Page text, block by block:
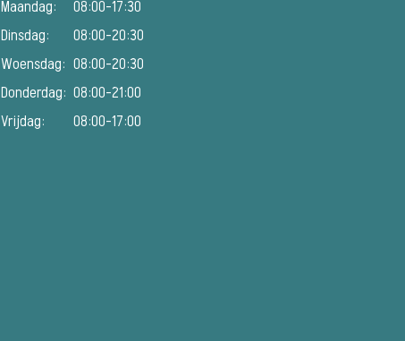
Maandag:
Dinsdag:
Woensdag:
Donderdag:
Vrijdag:
08:00-17:30
08:00-20:30
08:00-20:30
08:00-21:00
08:00-17:00